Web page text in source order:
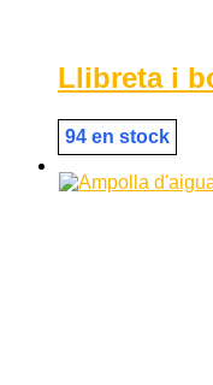
Llibreta i
94 en stock